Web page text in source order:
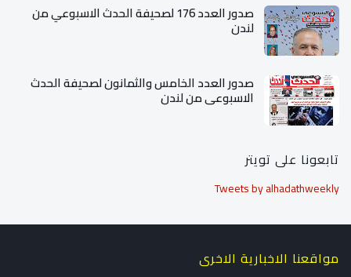
صدور العدد 176 لصحيفة الحدث الاسبوعي من
لندن
صدور العدد الخامس والثمانون لصحيفة الحدث
الاسبوعي من لندن
تابعونا على تويتر
Tweets by alhadathweekly
مواقعنا الاخبارية الاخرى